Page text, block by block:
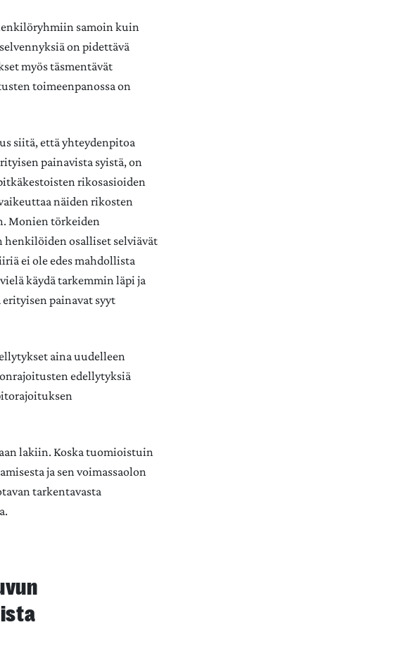
samoin kuin
on pidettävä
myös täsmentävät
toimeenpanossa on
siitä, että yhteydenpitoa
painavista syistä, on
rikosasioiden
näiden rikosten
Monien törkeiden
osalliset selviävät
ei ole edes mahdollista
käydä tarkemmin läpi ja
painavat syyt
aina uudelleen
edellytyksiä
lakiin. Koska tuomioistuin
ja sen voimassaolon
tarkentavasta